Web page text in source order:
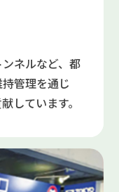
ネルなど、都
管理を通じ
しています。